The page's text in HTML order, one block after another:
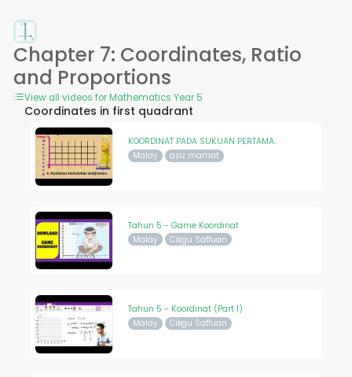
Chapter 7: Coordinates, Ratio
and Proportions
View all videos for Mathematics Year 5
Coordinates in first quadrant
KOORDINAT PADA SUKUAN PERTAMA.
Malay aziz mamat
Tahun 5 - Game Koordinat
Malay Cikgu Saffuan
Tahun 5 - Koordinat (Part 1)
Malay Cikgu Saffuan